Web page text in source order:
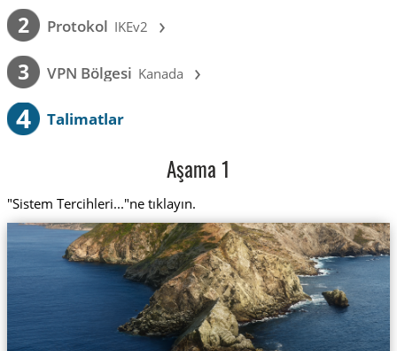
2 Protokol IKEv2 ›
3 VPN Bölgesi Kanada ›
4 Talimatlar
Aşama 1
"Sistem Tercihleri..."ne tıklayın.